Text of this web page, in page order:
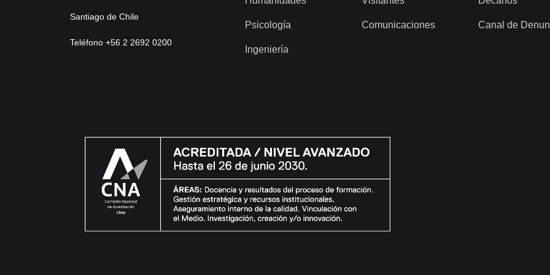
Santiago de Chile
Teléfono +56 2 2692 0200
Psicología
Ingeniería
Comunicaciones Canal de